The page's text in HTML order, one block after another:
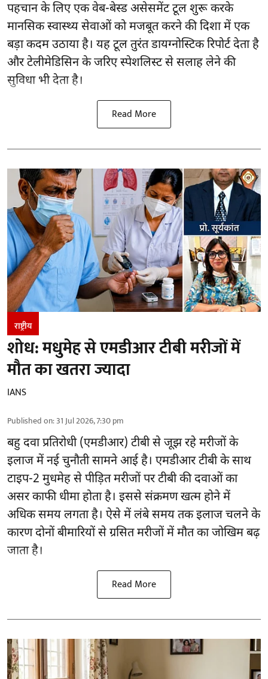
पहचान के लिए एक वेब-बेस्ड असेसमेंट टूल शुरू करके
मानसिक स्वास्थ्य सेवाओं को मजबूत करने की दिशा में एक
बड़ा कदम उठाया है। यह टूल तुरंत डायग्नोस्टिक रिपोर्ट देता है
और टेलीमेडिसिन के जरिए स्पेशलिस्ट से सलाह लेने की
सुविधा भी देता है।
Read More
राष्ट्रीय
शोध: मधुमेह से एमडीआर टीबी मरीजों में
मौत का खतरा ज्यादा
IANS
Published on:31 Jul 2026, 7:30 pm
बहु दवा प्रतिरोधी (एमडीआर) टीबी से जूझ रहे मरीजों के
इलाज में नई चुनौती सामने आई है। एमडीआर टीबी के साथ
टाइप-2 मुधमेह से पीड़ित मरीजों पर टीबी की दवाओं का
असर काफी धीमा होता है। इससे संक्रमण खत्म होने में
अधिक समय लगता है। ऐसे में लंबे समय तक इलाज चलने के
कारण दोनों बीमारियों से ग्रसित मरीजों में मौत का जोखिम बढ़
जाता है।
Read More